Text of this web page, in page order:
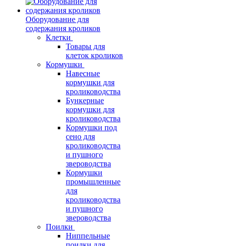
Оборудование для
содержания кроликов
Клетки
Товары для
клеток кроликов
Кормушки
Навесные
кормушки для
кролиководства
Бункерные
кормушки для
кролиководства
Кормушки под
сено для
кролиководства
и пушного
звероводства
Кормушки
промышленные
для
кролиководства
и пушного
звероводства
Поилки
Ниппельные